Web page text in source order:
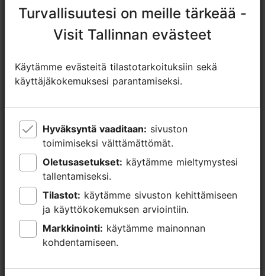
Lisätietoa
Tyyli: Virolainen
Lue lisää
Turvallisuutesi on meille tärkeää -
Visit Tallinnan evästeet
Käytämme evästeitä tilastotarkoituksiin sekä
käyttäjäkokemuksesi parantamiseksi.
Hyväksyntä vaaditaan:
toimimiseksi välttämättömät.
Oletusasetukset:
tallentamiseksi.
Tilastot:
ja käyttökokemuksen arviointiin.
Markkinointi:
kohdentamiseen.
Turvallisuutesi on meille tärkeää -
Visit Tallinnan evästeet
Käytämme evästeitä tilastotarkoituksiin sekä
käyttäjäkokemuksesi parantamiseksi.
Hyväksyntä vaaditaan:
toimimiseksi välttämättömät.
Oletusasetukset:
tallentamiseksi.
Tilastot:
ja käyttökokemuksen arviointiin.
Markkinointi:
kohdentamiseen.